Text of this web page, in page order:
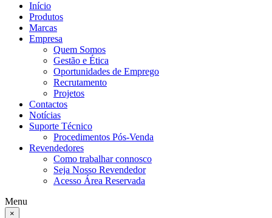
Início
Produtos
Marcas
Empresa
Quem Somos
Gestão e Ética
Oportunidades de Emprego
Recrutamento
Projetos
Contactos
Notícias
Suporte Técnico
Procedimentos Pós-Venda
Revendedores
Como trabalhar connosco
Seja Nosso Revendedor
Acesso Área Reservada
Menu
×